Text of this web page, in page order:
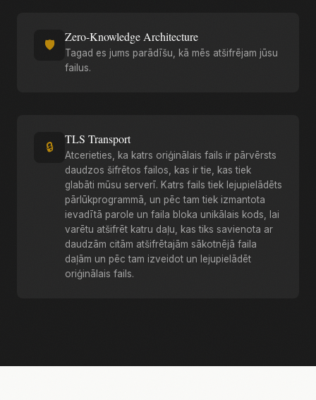
🛡️
Zero-Knowledge Architecture
Tagad es jums parādīšu, kā mēs atšifrējam jūsu
failus.
🔒
TLS Transport
Atcerieties, ka katrs oriģinālais fails ir pārvērsts
daudzos šifrētos failos, kas ir tie, kas tiek
glabāti mūsu serverī. Katrs fails tiek lejupielādēts
pārlūkprogrammā, un pēc tam tiek izmantota
ievadītā parole un faila bloka unikālais kods, lai
varētu atšifrēt katru daļu, kas tiks savienota ar
daudzām citām atšifrētajām sākotnējā faila
daļām un pēc tam izveidot un lejupielādēt
oriģinālais fails.